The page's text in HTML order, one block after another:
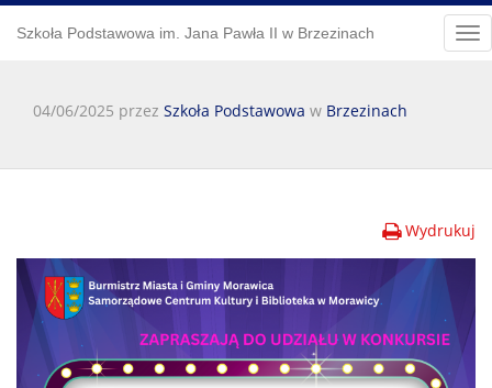
Szkoła Podstawowa im. Jana Pawła II w Brzezinach
04/06/2025 przez Szkoła Podstawowa w Brzezinach
Wydrukuj